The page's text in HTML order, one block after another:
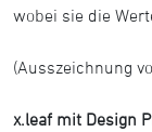
wobei sie die
(Ausszeichnung
x.leaf mit Design